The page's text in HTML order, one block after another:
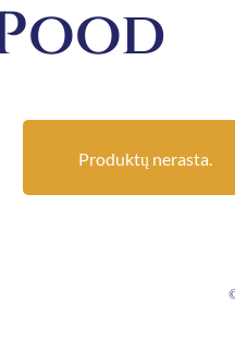
Produktų nerasta.